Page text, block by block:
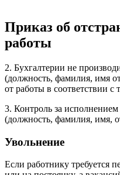
Приказ об
работы
2. Бухгалтерии не
(должность, фамилия, имя
от работы в соответствии с
3. Контроль за
(должность, фамилия, имя,
Увольнение
Если работнику требуется